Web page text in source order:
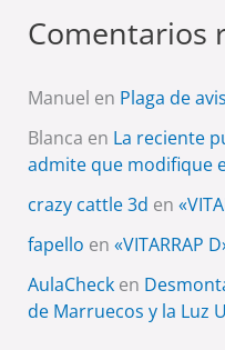
Comentarios
Manuel en Plaga de
Blanca en La reciente
admite que modifique
crazy cattle 3d en
fapello en «VITARRAP
AulaChecken
de Marruecos y la Luz